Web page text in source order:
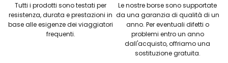
Tutti i prodotti sono testati per
resistenza, durata e prestazioni in
base alle esigenze dei viaggiatori
frequenti.
Le nostre borse sono supportate
da una garanzia di qualità di un
anno. Per eventuali difetti o
problemi entro un anno
dall'acquisto, offriamo una
sostituzione gratuita.